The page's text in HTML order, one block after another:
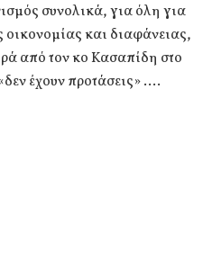
συνολικά, για όλη για
οικονομίας και διαφάνειας,
από τον κο Κασαπίδη στο
έχουν προτάσεις» ….